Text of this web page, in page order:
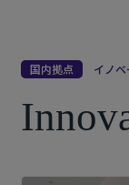
国内拠点 イノベ